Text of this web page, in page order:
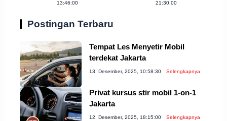
13:46:00
21:30:00
Postingan Terbaru
Tempat Les Menyetir Mobil
terdekat Jakarta
13, Desember, 2025, 10:58:30 Selengkapnya
Privat kursus stir mobil 1-on-1
Jakarta
12, Desember, 2025, 18:15:00 Selengkapnya